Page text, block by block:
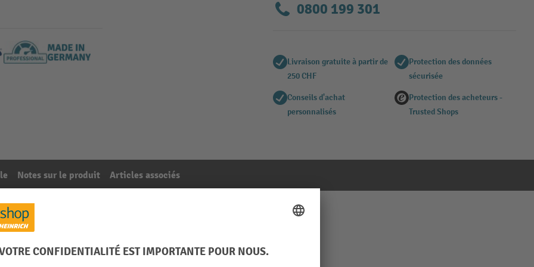
0800 199 301
Livraison gratuite à partir de
250 CHF
Protection des données
sécurisée
Conseils d'achat
personnalisés
Protection des acheteurs -
Trusted Shops
Notes sur le produit Articles associés
20 mm